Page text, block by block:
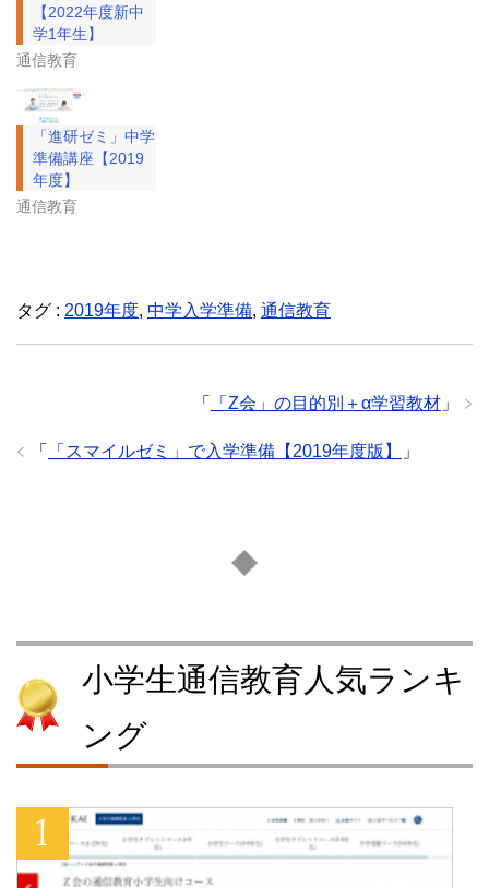
【2022年度新中
学1年生】
通信教育
「進研ゼミ」中学
準備講座【2019
年度】
通信教育
タグ : 2019年度, 中学入学準備, 通信教育
「 「Z会」の目的別＋α学習教材 」
「 「スマイルゼミ」で入学準備【2019年度版】 」
小学生通信教育人気ランキ
ング